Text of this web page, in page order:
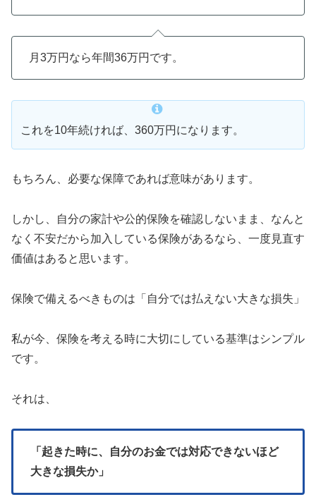
月3万円なら年間36万円です。
これを10年続ければ、360万円になります。
もちろん、必要な保障であれば意味があります。
しかし、自分の家計や公的保険を確認しないまま、なんと
なく不安だから加入している保険があるなら、一度見直す
価値はあると思います。
保険で備えるべきものは「自分では払えない大きな損失」
私が今、保険を考える時に大切にしている基準はシンプル
です。
それは、
「起きた時に、自分のお金では対応できないほど
大きな損失か」